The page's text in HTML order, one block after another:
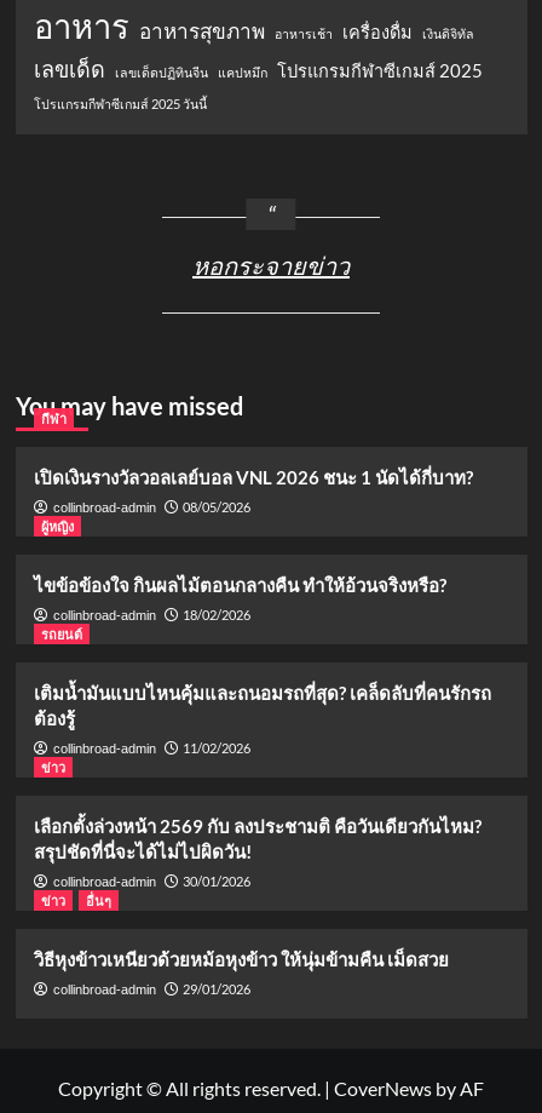
อาหาร อาหารสุขภาพ อาหารเช้า เครื่องดื่ม เงินดิจิทัล
เลขเด็ด เลขเด็ดปฏิทินจีน แคปหมึก โปรแกรมกีฬาซีเกมส์ 2025
โปรแกรมกีฬาซีเกมส์ 2025 วันนี้
หอกระจายข่าว
You may have missed
กีฬา
เปิดเงินรางวัลวอลเลย์บอล VNL 2026 ชนะ 1 นัดได้กี่บาท?
collinbroad-admin
08/05/2026
ผู้หญิง
ไขข้อข้องใจ กินผลไม้ตอนกลางคืน ทำให้อ้วนจริงหรือ?
collinbroad-admin
18/02/2026
รถยนต์
เติมน้ำมันแบบไหนคุ้มและถนอมรถที่สุด? เคล็ดลับที่คนรักรถ
ต้องรู้
collinbroad-admin
11/02/2026
ข่าว
เลือกตั้งล่วงหน้า 2569 กับ ลงประชามติ คือวันเดียวกันไหม?
สรุปชัดที่นี่จะได้ไม่ไปผิดวัน!
collinbroad-admin
30/01/2026
ข่าว
อื่นๆ
วิธีหุงข้าวเหนียวด้วยหม้อหุงข้าว ให้นุ่มข้ามคืน เม็ดสวย
collinbroad-admin 29/01/2026
Copyright © All rights reserved. | CoverNews by AF